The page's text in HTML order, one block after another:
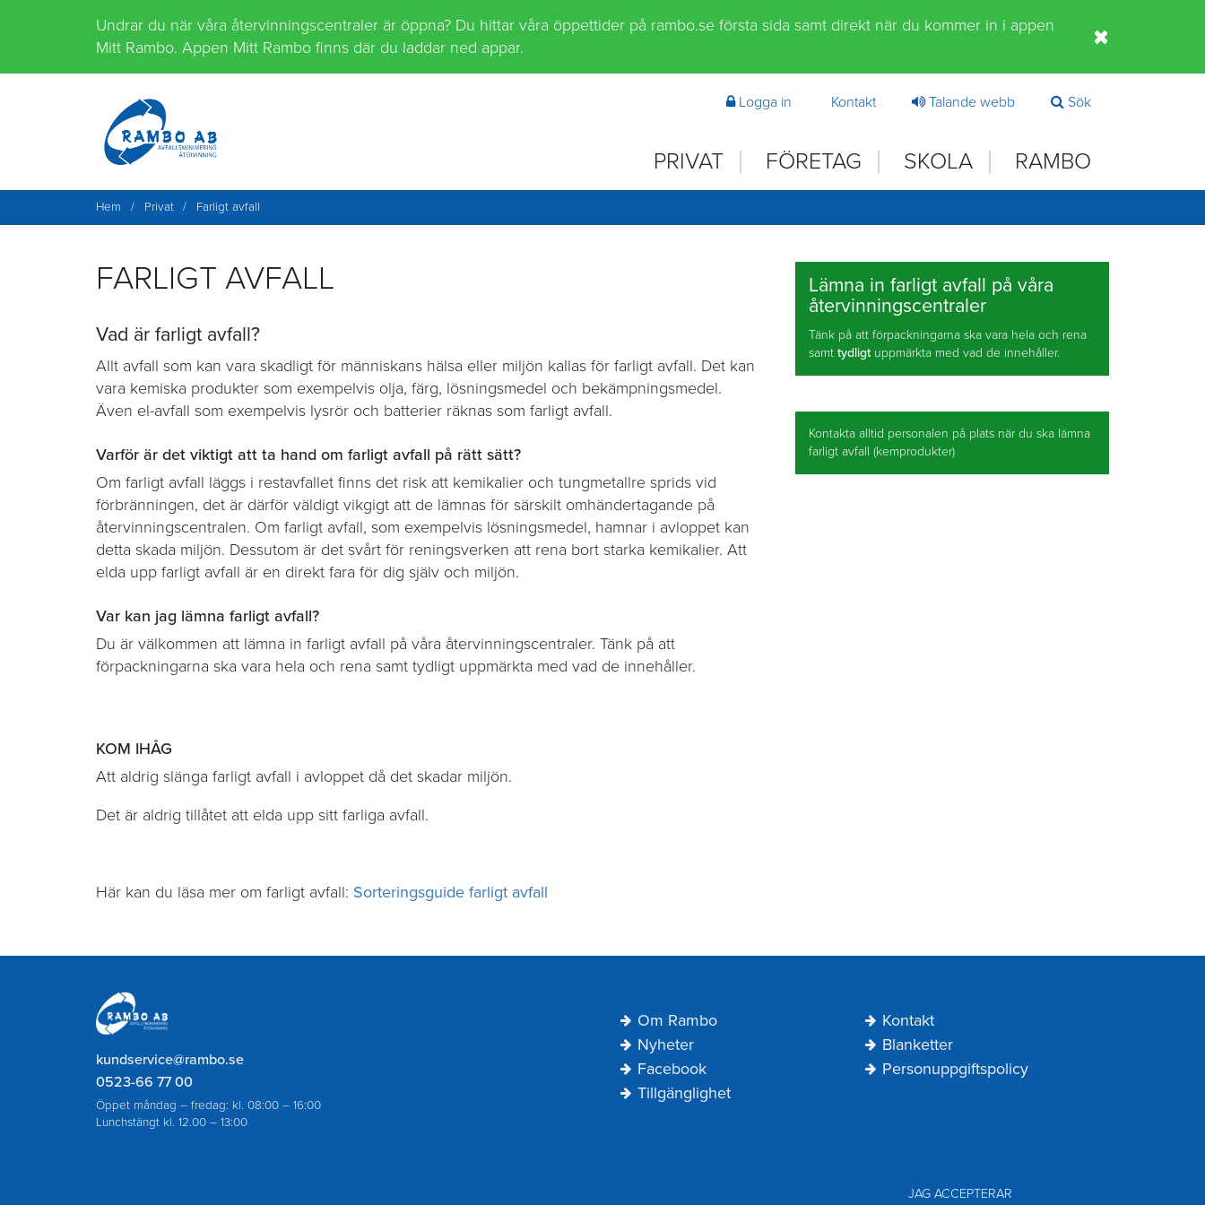
Undrar du när våra återvinningscentraler är öppna? Du hittar våra öppettider på rambo.se första sida samt direkt när du kommer in i appen
Mitt Rambo. Appen Mitt Rambo finns där du laddar ned appar.
Logga in Kontakt Talande webb Sök
PRIVAT FÖRETAG SKOLA RAMBO
Hem / Privat / Farligt avfall
FARLIGT AVFALL
Vad är farligt avfall?
Allt avfall som kan vara skadligt för människans hälsa eller miljön kallas för farligt avfall. Det kan
vara kemiska produkter som exempelvis olja, färg, lösningsmedel och bekämpningsmedel.
Även el-avfall som exempelvis lysrör och batterier räknas som farligt avfall.
Varför är det viktigt att ta hand om farligt avfall på rätt sätt?
Om farligt avfall läggs i restavfallet finns det risk att kemikalier och tungmetallre sprids vid
förbränningen, det är därför väldigt vikgigt att de lämnas för särskilt omhändertagande på
återvinningscentralen. Om farligt avfall, som exempelvis lösningsmedel, hamnar i avloppet kan
detta skada miljön. Dessutom är det svårt för reningsverken att rena bort starka kemikalier. Att
elda upp farligt avfall är en direkt fara för dig själv och miljön.
Var kan jag lämna farligt avfall?
Du är välkommen att lämna in farligt avfall på våra återvinningscentraler. Tänk på att
förpackningarna ska vara hela och rena samt tydligt uppmärkta med vad de innehåller.
KOM IHÅG
Att aldrig slänga farligt avfall i avloppet då det skadar miljön.
Det är aldrig tillåtet att elda upp sitt farliga avfall.
Här kan du läsa mer om farligt avfall: Sorteringsguide farligt avfall
Lämna in farligt avfall på våra
återvinningscentraler
Tänk på att förpackningarna ska vara hela och rena
samt tydligt uppmärkta med vad de innehåller.
Kontakta alltid personalen på plats när du ska lämna
farligt avfall (kemprodukter)
JAG ACCEPTERAR
Rambo
AB
kundservice@rambo.se
0523-66 77 00
Öppet måndag – fredag: kl. 08:00 – 16:00
Lunchstängt kl. 12.00 – 13:00
Navigering
Sidfot
Om Rambo
Kontakt
Nyheter
Blanketter
Facebook
Personuppgiftspolicy
Tillgänglighet